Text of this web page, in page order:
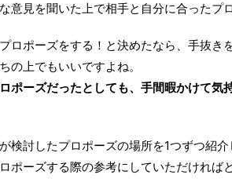
意見を聞いた上で相手と自分に合ったプ
ロポーズをする！と決めたなら、手抜き
の上でもいいですよね。
ポーズだったとしても、手間暇かけて気
検討したプロポーズの場所を1つずつ紹介
ポーズする際の参考にしていただければ